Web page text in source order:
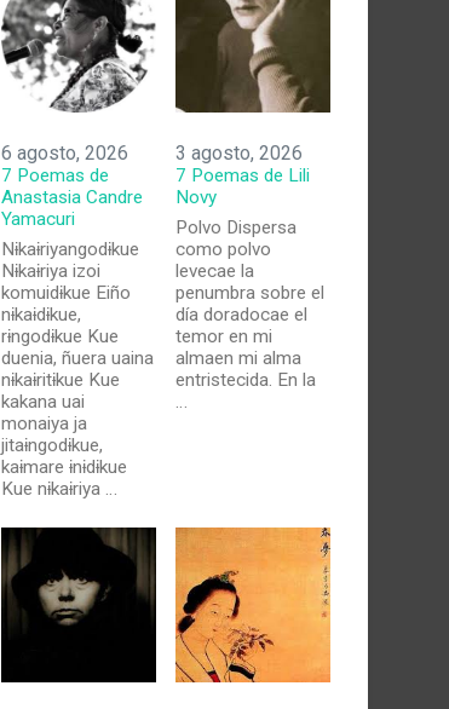
6 agosto, 2026
7 Poemas de
Anastasia Candre
Yamacuri
Nɨkaɨriyangodɨkue
Nɨkaɨriya izoi
komuidɨkue Eiño
nɨkaɨdɨkue,
rɨngodɨkue Kue
duenia, ñuera uaina
nɨkaɨritɨkue Kue
kakana uai
monaiya ja
jitaɨngodɨkue,
kaɨmare ɨnɨdɨkue
Kue nɨkaɨriya …
3 agosto, 2026
7 Poemas de Lili
Novy
Polvo Dispersa
como polvo
levecae la
penumbra sobre el
día doradocae el
temor en mi
almaen mi alma
entristecida. En la
…